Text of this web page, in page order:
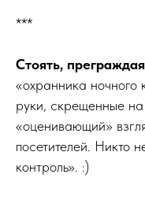
***
Стоять,
«охранника
руки, скрещенные
«оценивающий»
посетителей. Никто
контроль». :)